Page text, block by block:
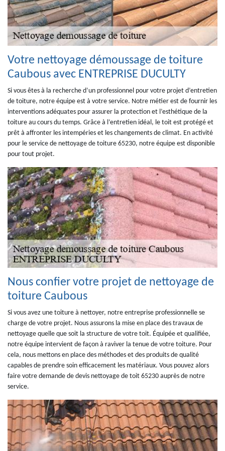
Votre nettoyage démoussage de toiture
Caubous avec ENTREPRISE DUCULTY
Si vous êtes à la recherche d’un professionnel pour votre projet d’entretien
de toiture, notre équipe est à votre service. Notre métier est de fournir les
interventions adéquates pour assurer la protection et l’esthétique de la
toiture au cours du temps. Grâce à l’entretien idéal, le toit est protégé et
prêt à affronter les intempéries et les changements de climat. En activité
pour le service de nettoyage de toiture 65230, notre équipe est disponible
pour tout projet.
Nous confier votre projet de nettoyage de
toiture Caubous
Si vous avez une toiture à nettoyer, notre entreprise professionnelle se
charge de votre projet. Nous assurons la mise en place des travaux de
nettoyage quelle que soit la structure de votre toit. Équipée et qualifiée,
notre équipe intervient de façon à raviver la tenue de votre toiture. Pour
cela, nous mettons en place des méthodes et des produits de qualité
capables de prendre soin efficacement les matériaux. Vous pouvez alors
faire votre demande de devis nettoyage de toit 65230 auprès de notre
service.